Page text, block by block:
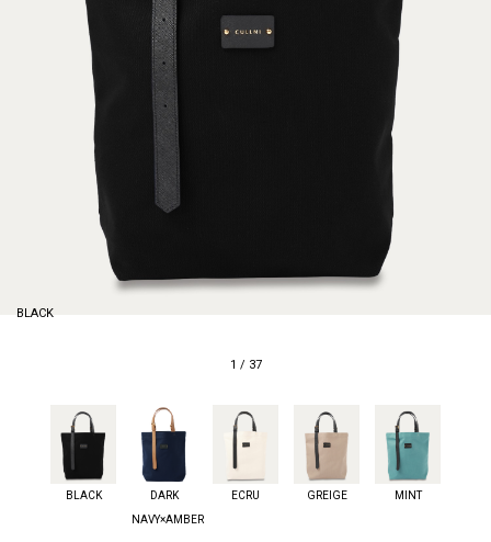
BLACK
1 / 37
BLACK
DARK
NAVY×AMBER
ECRU GREIGE MINT